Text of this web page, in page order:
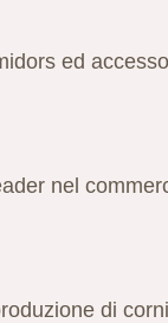
ed
nel
di